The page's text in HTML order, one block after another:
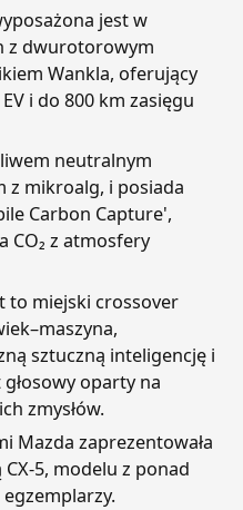
jest w
z dwurotorowym
Wankla, oferujący
i do 800 km zasięgu
neutralnym
z mikroalg, i posiada
Carbon Capture',
CO₂ z atmosfery
to miejski crossover
sztuczną inteligencję i
oparty na
zmysłów.
Mazda zaprezentowała
5, modelu z ponad